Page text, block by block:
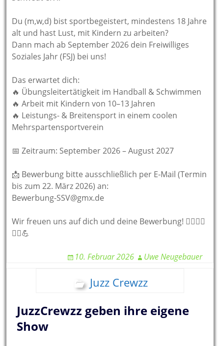
Du (m,w,d) bist sportbegeistert, mindestens 18 Jahre
alt und hast Lust, mit Kindern zu arbeiten?
Dann mach ab September 2026 dein Freiwilliges
Soziales Jahr (FSJ) bei uns!
Das erwartet dich:
🔥 Übungsleitertätigkeit im Handball & Schwimmen
🔥 Arbeit mit Kindern von 10–13 Jahren
🔥 Leistungs- & Breitensport in einem coolen
Mehrspartensportverein
📅 Zeitraum: September 2026 – August 2027
📩 Bewerbung bitte ausschließlich per E-Mail (Termin
bis zum 22. März 2026) an:
Bewerbung-SSV@gmx.de
Wir freuen uns auf dich und deine Bewerbung! 🤾‍♀️🏊‍♂️
🤾‍♂️💪
10. Februar 2026 Uwe Neugebauer
Juzz Crewzz
JuzzCrewzz geben ihre eigene
Show